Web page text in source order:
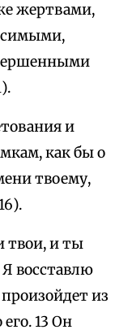
жертвами,
и
как бы о
твоему,
твои, и ты
восставлю
из
13 Он